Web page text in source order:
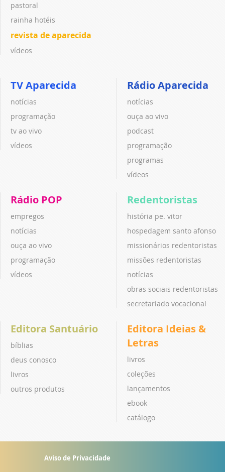
pastoral
rainha hotéis
revista de aparecida
vídeos
TV Aparecida
notícias
programação
tv ao vivo
vídeos
Rádio Aparecida
notícias
ouça ao vivo
podcast
programação
programas
vídeos
Rádio POP
empregos
notícias
ouça ao vivo
programação
vídeos
Redentoristas
história pe. vitor
hospedagem santo afonso
missionários redentoristas
missões redentoristas
notícias
obras sociais redentoristas
secretariado vocacional
Editora Santuário
bíblias
deus conosco
livros
outros produtos
Editora Ideias &
Letras
livros
coleções
lançamentos
ebook
catálogo
Aviso de Privacidade